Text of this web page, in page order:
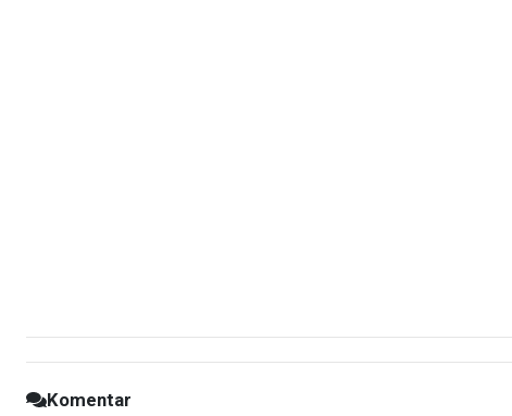
Komentar